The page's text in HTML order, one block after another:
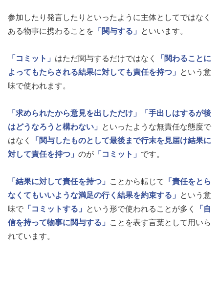
参加したり発言したりといったように主体としてではなく
ある物事に携わることを 「関与する」 といいます。
「コミット」 はただ関与するだけではなく
「関わることに
よってもたらされる結果に対しても責任を持つ」
という意
味で使われます。
「求められたから意見を出しただけ」
「手出しはするが後
はどうなろうと構わない」
といったような無責任な態度で
はなく
「関与したものとして最後まで行末を見届け結果に
対して責任を持つ」 のが 「コミット」 です。
「結果に対して責任を持つ」 ことから転じて
「責任をとら
なくてもいいような満足の行く結果を約束する」
という意
味で 「コミットする」 という形で使われることが多く
「自
信を持って物事に関与する」
ことを表す言葉として用いら
れています。